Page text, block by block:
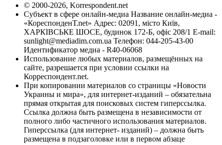
© 2000-2026, Korrespondent.net
Субъект в сфере онлайн-медиа Название онлайн-медиа -
«КореспонденТ.net» Адрес: 02091, місто Київ,
ХАРКІВСЬКЕ ШОСЕ, будинок 172-Б, офіс 208/1 E-mail:
sunlight@mediadim.com.ua Телефон: 044-205-43-00
Идентификатор медиа - R40-06068
Использование любых материалов, размещённых на
сайте, разрешается при условии ссылки на
Корреспондент.net.
При копировании материалов со страницы «Новости
Украины и мира», для интернет-изданий – обязательна
прямая открытая для поисковых систем гиперссылка.
Ссылка должна быть размещена в независимости от
полного либо частичного использования материалов.
Гиперссылка (для интернет- изданий) – должна быть
размещена в подзаголовке или в первом абзаце